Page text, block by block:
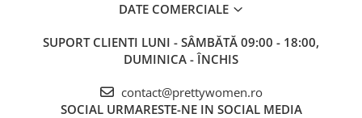
DATE COMERCIALE
SUPORT CLIENTI LUNI - SÂMBĂTĂ 09:00 - 18:00,
DUMINICA - ÎNCHIS
contact@prettywomen.ro
SOCIAL URMARESTE-NE IN SOCIAL MEDIA